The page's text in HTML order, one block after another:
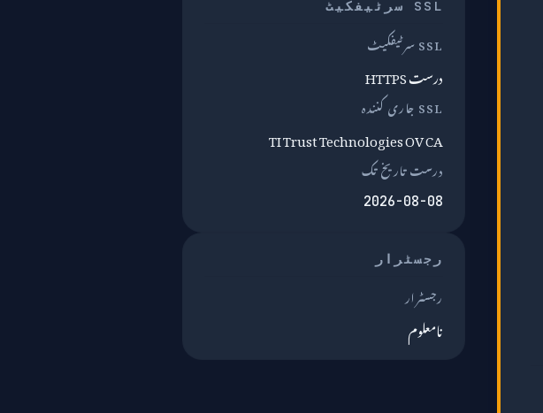
SSL سرٹیفکیٹ
SSL سرٹیفکیٹ
درست HTTPS
SSL جاری کنندہ
TI Trust Technologies OV CA
درست تاریخ تک
2026-08-08
رجسٹرار
رجسٹرار
نامعلوم